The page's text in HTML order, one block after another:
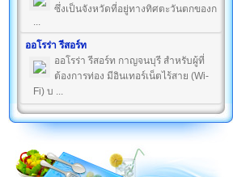
ซึ่งเป็นจังหวัดที่อยู่ทางทิศตะวันตกของก
...
ออโรร่า รีสอร์ท
ออโรร่า รีสอร์ท กาญจนบุรี สำหรับผู้ที่
ต้องการท่อง มีอินเทอร์เน็ตไร้สาย (Wi-
Fi) บ ...